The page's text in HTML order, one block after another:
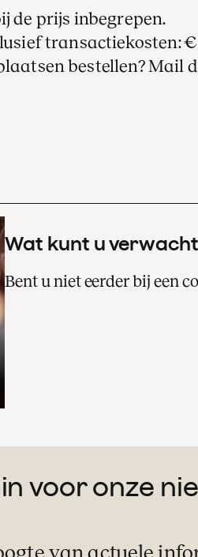
de prijs inbegrepen.
transactiekosten:
bestellen? Mail
Wat kunt u
Bent u niet eerder bij een
voor onze
van actuele